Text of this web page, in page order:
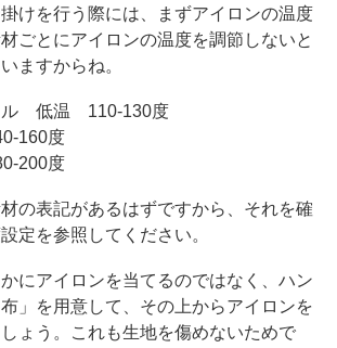
けを行う際には、まずアイロンの温度
ごとにアイロンの温度を調節しないと
ますからね。
ル 低温 110-130度
160度
200度
の表記があるはずですから、それを確
定を参照してください。
にアイロンを当てるのではなく、ハン
」を用意して、その上からアイロンを
ょう。これも生地を傷めないためで